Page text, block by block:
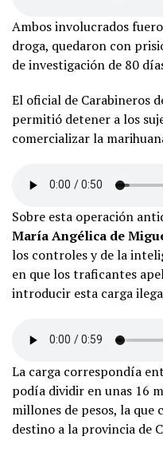
Ambos involucrados
droga, quedaron con
de investigación de 80
El oficial de Carabineros
permitió detener a los
comercializar la
Sobre esta operación
María Angélica de
los controles y de la
en que los traficantes
introducir esta carga
La carga correspondía
podía dividir en unas 16
millones de pesos, la
destino a la provincia de